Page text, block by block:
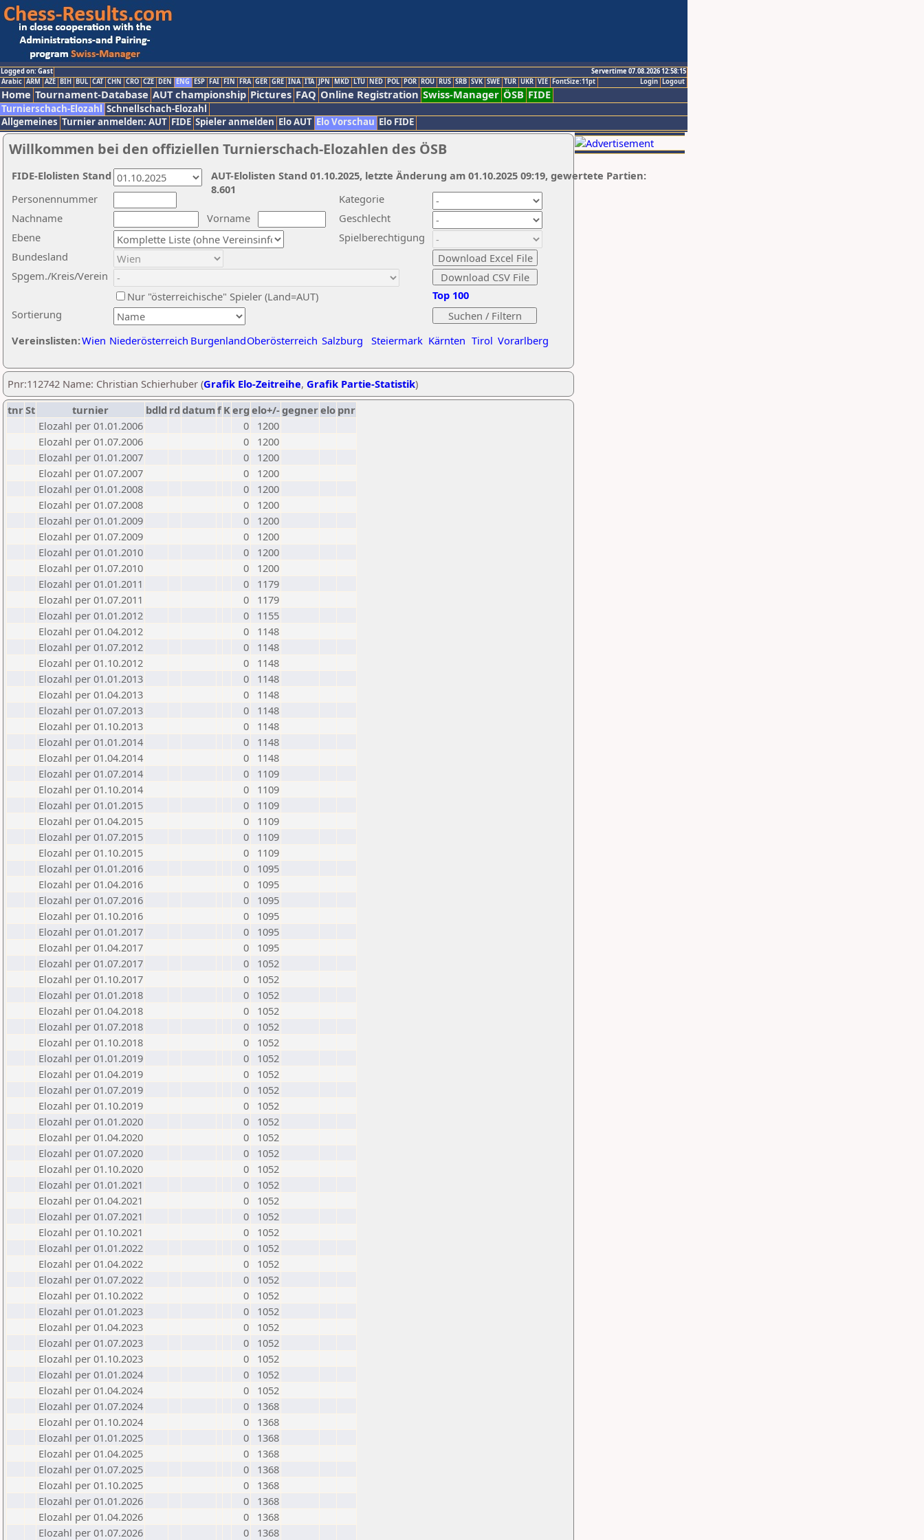
Logged on: Gast
Servertime 07.08.2026 12:58:15
Logout
Login
Arabic ARM AZE BIH BUL CAT CHN CRO CZE DEN ENG ESP FAI FIN FRA GER GRE INA ITA JPN MKD LTU NED POL POR ROU RUS SRB SVK SWE TUR UKR VIE FontSize:11pt
Home Tournament-Database AUT championship Pictures FAQ Online Registration Swiss-Manager ÖSB FIDE
Turnierschach-Elozahl Schnellschach-Elozahl
Allgemeines Turnier anmelden: AUT FIDE Spieler anmelden Elo AUT Elo Vorschau Elo FIDE
Willkommen bei den offiziellen Turnierschach-Elozahlen des ÖSB
Nachname
Vorname
Ebene
Kategorie
Sortierung
Personennummer
Bundesland
Spgem./Kreis/Verein
Geschlecht
Nur "österreichische" Spieler (Land=AUT)
Spielberechtigung
Vereinslisten:Wien Niederösterreich BurgenlandOberösterreich Salzburg Steiermark Kärnten Tirol Vorarlberg
Top 100
AUT-Elolisten Stand 01.10.2025, letzte Änderung am 01.10.2025 09:19, gewertete Partien:
8.601
FIDE-Elolisten Stand
Pnr:112742 Name: Christian Schierhuber (Grafik Elo-Zeitreihe, Grafik Partie-Statistik)
tnrSt turnier bdld rd datumf Kerg elo+/-gegnerelo pnr
Elozahl per 01.01.2006
0
1200
Elozahl per 01.07.2006
0
1200
Elozahl per 01.01.2007
0
1200
Elozahl per 01.07.2007
0
1200
Elozahl per 01.01.2008
0
1200
Elozahl per 01.07.2008
0
1200
Elozahl per 01.01.2009
0
1200
Elozahl per 01.07.2009
0
1200
Elozahl per 01.01.2010
0
1200
Elozahl per 01.07.2010
0
1200
Elozahl per 01.01.2011
0
1179
Elozahl per 01.07.2011
0
1179
Elozahl per 01.01.2012
0
1155
Elozahl per 01.04.2012
0
1148
Elozahl per 01.07.2012
0
1148
Elozahl per 01.10.2012
0
1148
Elozahl per 01.01.2013
0
1148
Elozahl per 01.04.2013
0
1148
Elozahl per 01.07.2013
0
1148
Elozahl per 01.10.2013
0
1148
Elozahl per 01.01.2014
0
1148
Elozahl per 01.04.2014
0
1148
Elozahl per 01.07.2014
0
1109
Elozahl per 01.10.2014
0
1109
Elozahl per 01.01.2015
0
1109
Elozahl per 01.04.2015
0
1109
Elozahl per 01.07.2015
0
1109
Elozahl per 01.10.2015
0
1109
Elozahl per 01.01.2016
0
1095
Elozahl per 01.04.2016
0
1095
Elozahl per 01.07.2016
0
1095
Elozahl per 01.10.2016
0
1095
Elozahl per 01.01.2017
0
1095
Elozahl per 01.04.2017
0
1095
Elozahl per 01.07.2017
0
1052
Elozahl per 01.10.2017
0
1052
Elozahl per 01.01.2018
0
1052
Elozahl per 01.04.2018
0
1052
Elozahl per 01.07.2018
0
1052
Elozahl per 01.10.2018
0
1052
Elozahl per 01.01.2019
0
1052
Elozahl per 01.04.2019
0
1052
Elozahl per 01.07.2019
0
1052
Elozahl per 01.10.2019
0
1052
Elozahl per 01.01.2020
0
1052
Elozahl per 01.04.2020
0
1052
Elozahl per 01.07.2020
0
1052
Elozahl per 01.10.2020
0
1052
Elozahl per 01.01.2021
0
1052
Elozahl per 01.04.2021
0
1052
Elozahl per 01.07.2021
0
1052
Elozahl per 01.10.2021
0
1052
Elozahl per 01.01.2022
0
1052
Elozahl per 01.04.2022
0
1052
Elozahl per 01.07.2022
0
1052
Elozahl per 01.10.2022
0
1052
Elozahl per 01.01.2023
0
1052
Elozahl per 01.04.2023
0
1052
Elozahl per 01.07.2023
0
1052
Elozahl per 01.10.2023
0
1052
Elozahl per 01.01.2024
0
1052
Elozahl per 01.04.2024
0
1052
Elozahl per 01.07.2024
0
1368
Elozahl per 01.10.2024
0
1368
Elozahl per 01.01.2025
0
1368
Elozahl per 01.04.2025
0
1368
Elozahl per 01.07.2025
0
1368
Elozahl per 01.10.2025
0
1368
Elozahl per 01.01.2026
0
1368
Elozahl per 01.04.2026
0
1368
Elozahl per 01.07.2026
0 1368